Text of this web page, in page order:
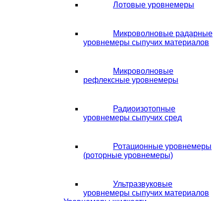
Лотовые уровнемеры
Микроволновые радарные
уровнемеры сыпучих материалов
Микроволновые
рефлексные уровнемеры
Радиоизотопные
уровнемеры сыпучих сред
Ротационные уровнемеры
(роторные уровнемеры)
Ультразвуковые
уровнемеры сыпучих материалов